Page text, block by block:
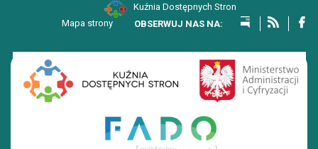
Kuźnia Dostępnych Stron
Mapa strony